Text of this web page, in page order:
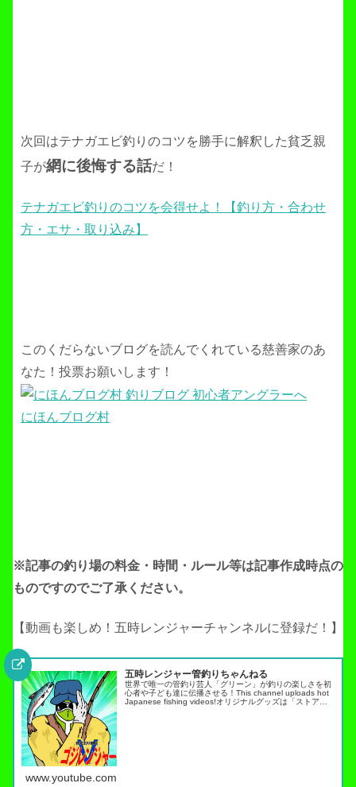
次回はテナガエビ釣りのコツを勝手に解釈した貧乏親
子が網に後悔する話だ！
テナガエビ釣りのコツを会得せよ！【釣り方・合わせ
方・エサ・取り込み】
このくだらないブログを読んでくれている慈善家のあ
なた！投票お願いします！
にほんブログ村
※記事の釣り場の料金・時間・ルール等は記事作成時点の
ものですのでご了承ください。
【動画も楽しめ！五時レンジャーチャンネルに登録だ！】
五時レンジャー管釣りちゃんねる
世界で唯一の管釣り芸人「グリーン」が釣りの楽しさを初
心者や子ども達に伝播させる！This channel uploads hot
Japanese fishing videos!オリジナルグッズは「ストア」
www.youtube.com